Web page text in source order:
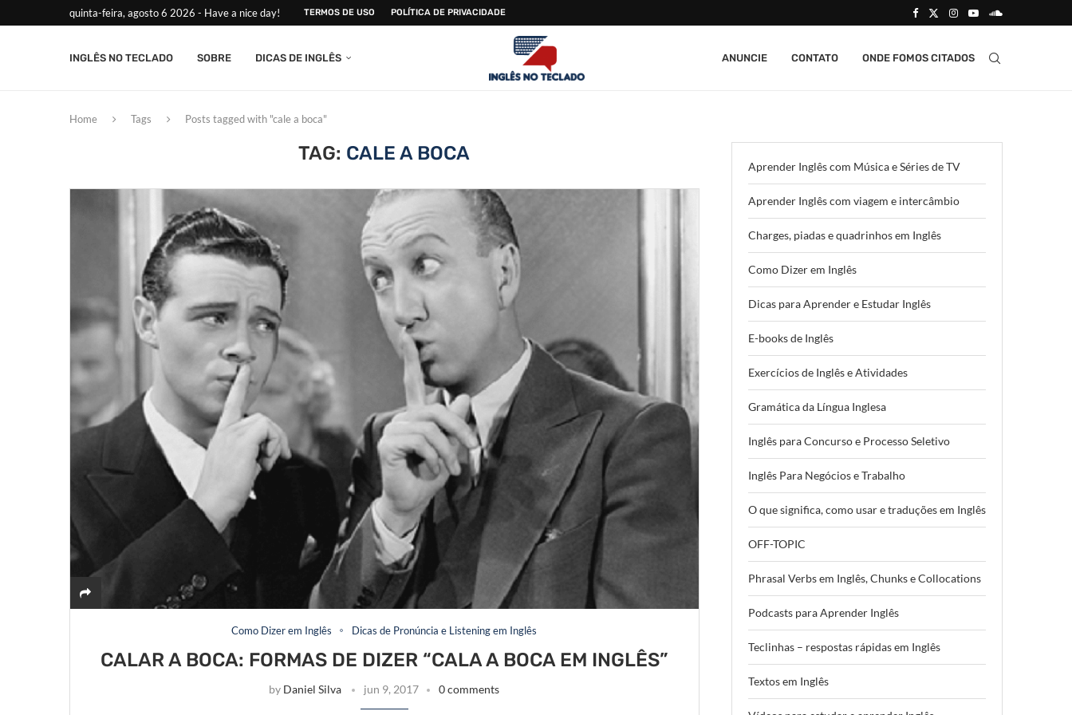
quinta-feira, agosto 6 2026 - Have a nice day! TERMOS DE USO POLÍTICA DE PRIVACIDADE
INGLÊS NO TECLADO SOBRE DICAS DE INGLÊS ANUNCIE CONTATO ONDE FOMOS CITADOS
Home Tags Posts tagged with "cale a boca"
TAG: CALE A BOCA
Como Dizer em Inglês Dicas de Pronúncia e Listening em Inglês
CALAR A BOCA: FORMAS DE DIZER “CALA A BOCA EM INGLÊS”
by Daniel Silva jun 9, 2017 0 comments
Aprender Inglês com Música e Séries de TV
Aprender Inglês com viagem e intercâmbio
Charges, piadas e quadrinhos em Inglês
Como Dizer em Inglês
Dicas para Aprender e Estudar Inglês
E-books de Inglês
Exercícios de Inglês e Atividades
Gramática da Língua Inglesa
Inglês para Concurso e Processo Seletivo
Inglês Para Negócios e Trabalho
O que significa, como usar e traduções em Inglês
OFF-TOPIC
Phrasal Verbs em Inglês, Chunks e Collocations
Podcasts para Aprender Inglês
Teclinhas – respostas rápidas em Inglês
Textos em Inglês